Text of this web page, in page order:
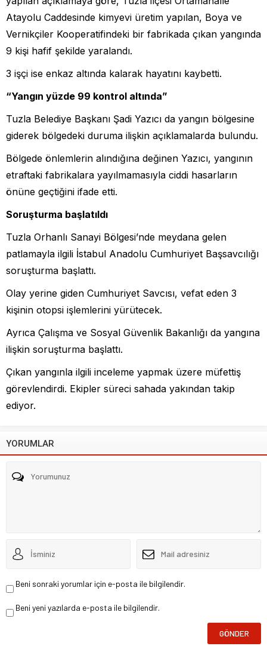
Atayolu Caddesinde kimyevi üretim yapılan, Boya ve
Vernikçiler Kooperatifindeki bir fabrikada çıkan yangında
9 kişi hafif şekilde yaralandı.
3 işçi ise enkaz altında kalarak hayatını kaybetti.
“Yangın yüzde 99 kontrol altında”
Tuzla Belediye Başkanı Şadi Yazıcı da yangın bölgesine
giderek bölgedeki duruma ilişkin açıklamalarda bulundu.
Bölgede önlemlerin alındığına değinen Yazıcı, yangının
etraftaki fabrikalara yayılmamasıyla ciddi hasarların
önüne geçtiğini ifade etti.
Soruşturma başlatıldı
Tuzla Orhanlı Sanayi Bölgesi’nde meydana gelen
patlamayla ilgili İstabul Anadolu Cumhuriyet Başsavcılığı
soruşturma başlattı.
Olay yerine giden Cumhuriyet Savcısı, vefat eden 3
kişinin otopsi işlemlerini yürütecek.
Ayrıca Çalışma ve Sosyal Güvenlik Bakanlığı da yangına
ilişkin soruşturma başlattı.
Çıkan yangınla ilgili inceleme yapmak üzere müfettiş
görevlendirdi. Ekipler süreci sahada yakından takip
ediyor.
YORUMLAR
Beni sonraki yorumlar için e-posta ile bilgilendir.
Beni yeni yazılarda e-posta ile bilgilendir.